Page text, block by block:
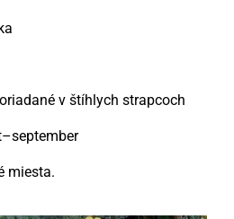
v štíhlych strapcoch
miesta.